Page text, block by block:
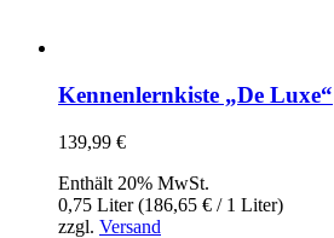
Kennenlernkiste „De Luxe“
139,99 €
Enthält 20% MwSt.
0,75 Liter (186,65 € / 1 Liter)
zzgl. Versand